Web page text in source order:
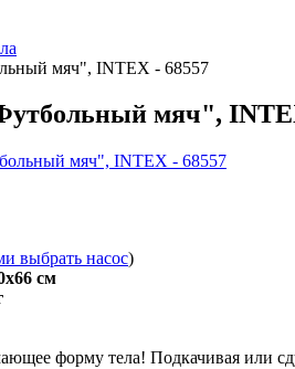
мяч", INTEX - 68557
мяч",
выбрать насос)
см
форму тела! Подкачивая или